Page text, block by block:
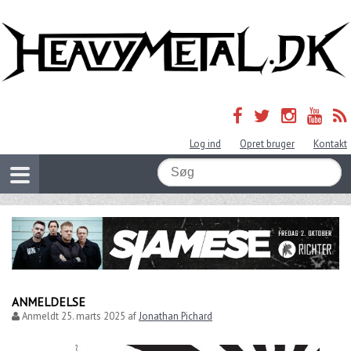
Log ind Opret bruger Kontakt
ANMELDELSE
Anmeldt 25. marts 2025 afJonathan Pichard